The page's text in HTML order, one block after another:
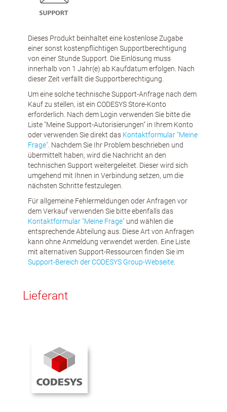
Dieses Produkt beinhaltet eine kostenlose Zugabe
einer sonst kostenpflichtigen Supportberechtigung
von einer Stunde Support. Die Einlösung muss
innerhalb von 1 Jahr(e) ab Kaufdatum erfolgen. Nach
dieser Zeit verfällt die Supportberechtigung.
Um eine solche technische Support-Anfrage nach dem
Kauf zu stellen, ist ein CODESYS Store-Konto
erforderlich. Nach dem Login verwenden Sie bitte die
Liste "Meine Support-Autorisierungen" in Ihrem Konto
oder verwenden Sie direkt das Kontaktformular "Meine
Frage" . Nachdem Sie Ihr Problem beschrieben und
übermittelt haben, wird die Nachricht an den
technischen Support weitergeleitet. Dieser wird sich
umgehend mit Ihnen in Verbindung setzen, um die
nächsten Schritte festzulegen.
Für allgemeine Fehlermeldungen oder Anfragen vor
dem Verkauf verwenden Sie bitte ebenfalls das
Kontaktformular "Meine Frage" und wählen die
entsprechende Abteilung aus. Diese Art von Anfragen
kann ohne Anmeldung verwendet werden. Eine Liste
mit alternativen Support-Ressourcen finden Sie im
Support-Bereich der CODESYS Group-Webseite
Lieferant